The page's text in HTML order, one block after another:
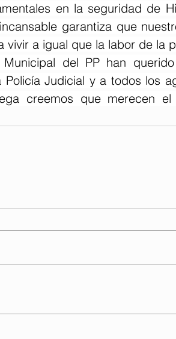
en la seguridad de
garantiza que
vivir a igual que la labor de la
del PP han
Judicial y a todos los
creemos que merecen el